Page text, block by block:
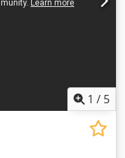
1 / 5